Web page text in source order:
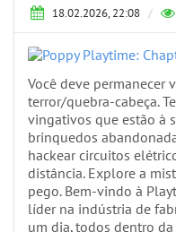
18.02.2026, 22:08 /
Você deve permanecer
terror/quebra-cabeça.
vingativos que estão à
brinquedos
hackear circuitos
distância. Explore a
pego. Bem-vindo à
líder na indústria de
um dia, todos dentro